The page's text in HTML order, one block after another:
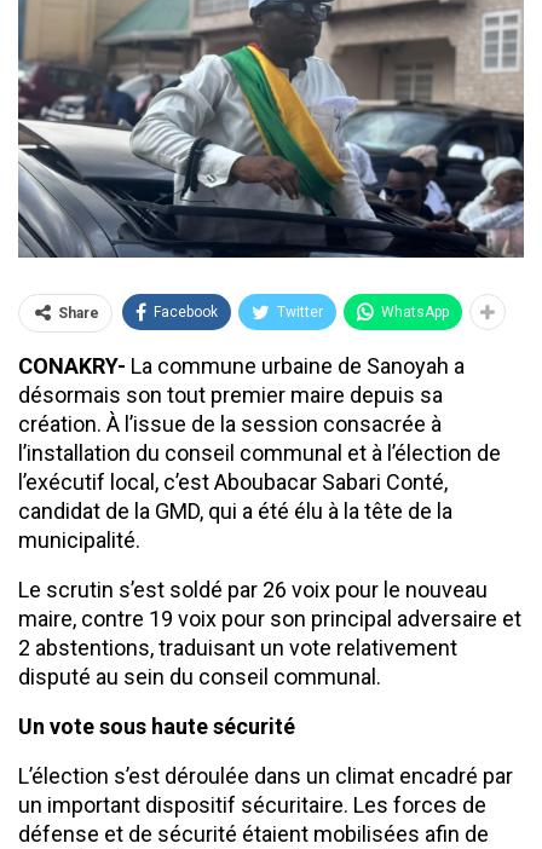
Share Facebook Twitter WhatsApp
CONAKRY- La commune urbaine de Sanoyah a
désormais son tout premier maire depuis sa
création. À l’issue de la session consacrée à
l’installation du conseil communal et à l’élection de
l’exécutif local, c’est Aboubacar Sabari Conté,
candidat de la GMD, qui a été élu à la tête de la
municipalité.
Le scrutin s’est soldé par 26 voix pour le nouveau
maire, contre 19 voix pour son principal adversaire et
2 abstentions, traduisant un vote relativement
disputé au sein du conseil communal.
Un vote sous haute sécurité
L’élection s’est déroulée dans un climat encadré par
un important dispositif sécuritaire. Les forces de
défense et de sécurité étaient mobilisées afin de